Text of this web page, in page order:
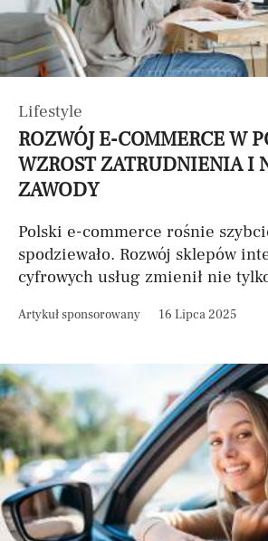
Lifestyle
ROZWÓJ E-COMMERCE W
WZROST ZATRUDNIENIA I
ZAWODY
Polski e-commerce rośnie
spodziewało. Rozwój sklepów
cyfrowych usług zmienił nie
Artykuł sponsorowany 16 Lipca 2025